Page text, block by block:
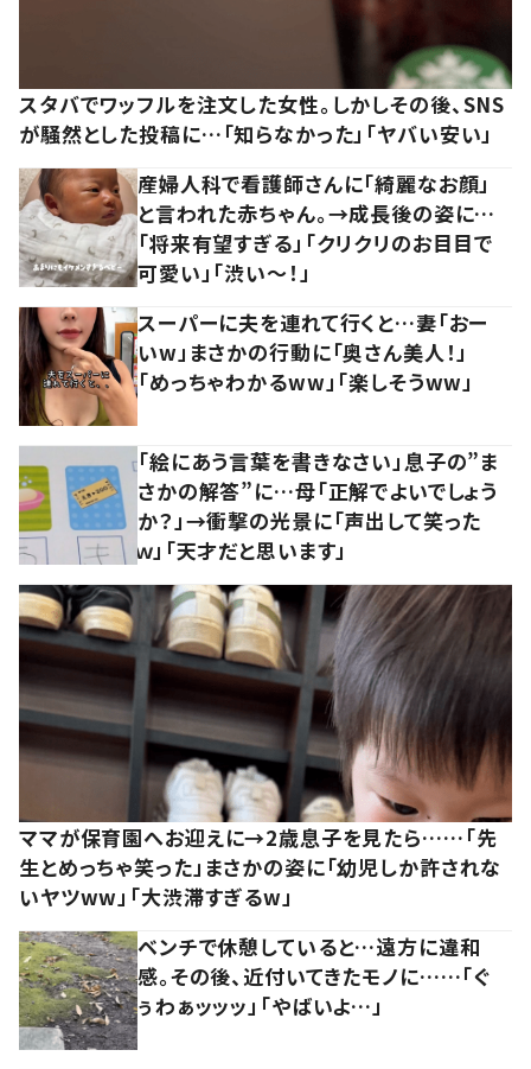
スタバでワッフルを注文した女性。しかしその後、SNS
が騒然とした投稿に…「知らなかった」「ヤバい安い」
産婦人科で看護師さんに「綺麗なお顔」
と言われた赤ちゃん。→成長後の姿に…
「将来有望すぎる」「クリクリのお目目で
可愛い」「渋い～！」
スーパーに夫を連れて行くと…妻「おー
いw」まさかの行動に「奥さん美人！」
「めっちゃわかるww」「楽しそうww」
「絵にあう言葉を書きなさい」息子の”ま
さかの解答”に…母「正解でよいでしょう
か？」→衝撃の光景に「声出して笑った
ｗ」「天才だと思います」
ママが保育園へお迎えに→2歳息子を見たら……「先
生とめっちゃ笑った」まさかの姿に「幼児しか許されな
いヤツww」「大渋滞すぎるw」
ベンチで休憩していると…遠方に違和
感。その後、近付いてきたモノに……「ぐ
ぅわぁッッッ」「やばいよ…」